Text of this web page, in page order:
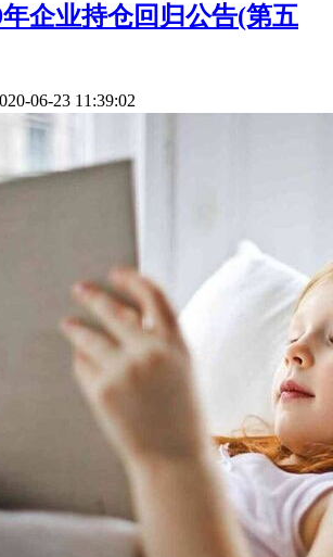
年企业持仓回归公告(第五
06-23 11:39:02